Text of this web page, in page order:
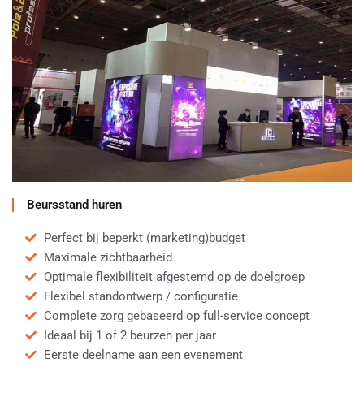
Beursstand huren
Perfect bij beperkt (marketing)budget
Maximale zichtbaarheid
Optimale flexibiliteit afgestemd op de doelgroep
Flexibel standontwerp / configuratie
Complete zorg gebaseerd op full-service concept
Ideaal bij 1 of 2 beurzen per jaar
Eerste deelname aan een evenement